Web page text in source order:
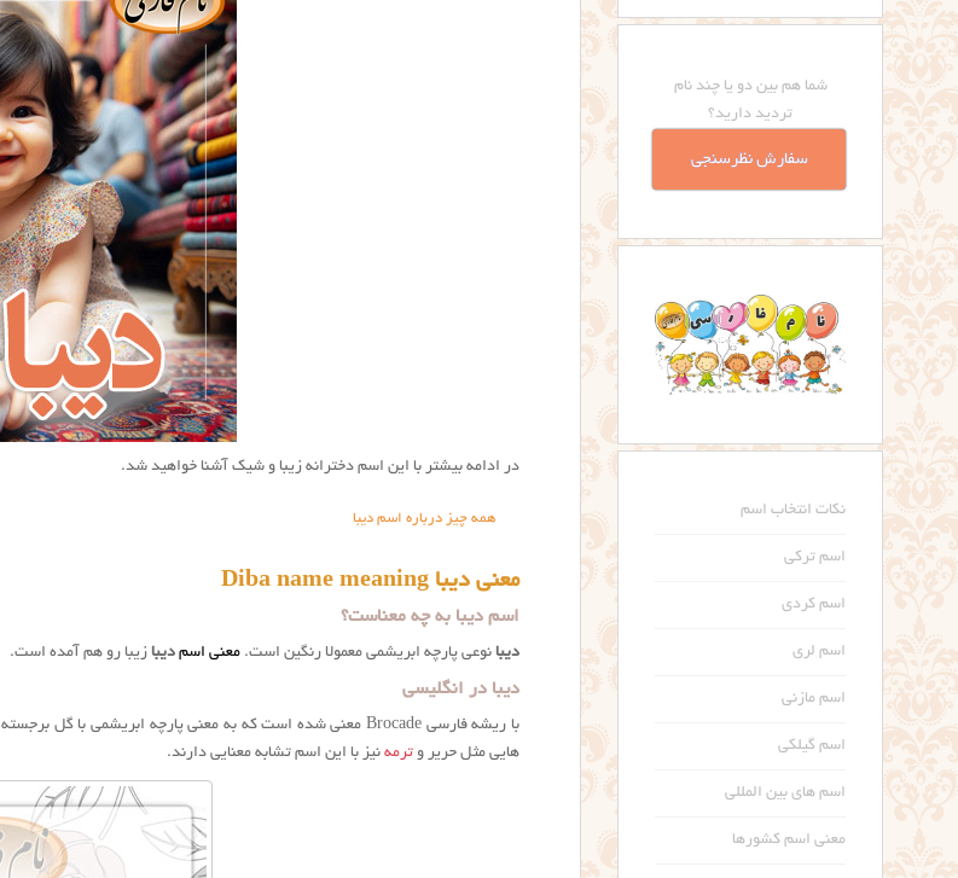
در ادامه بیشتر با این اسم دخترانه زیبا و شیک آشنا خواهید شد.
همه چیز درباره اسم دیبا
معنی دیبا Diba name meaning
اسم دیبا به چه معناست؟
دیبا نوعی پارچه ابریشمی معمولا رنگین است. معنی اسم ديبا زیبا رو هم آمده است.
دیبا در انگلیسی
با ریشه فارسی Brocade معنی شده است که به معنی پارچه ابریشمی با گل برجسته
هایی مثل حریر و ترمه نیز با این اسم تشابه معنایی دارند.
شما هم بین دو یا چند نام
تردید دارید؟
سفارش نظرسنجی
نکات انتخاب اسم
اسم ترکی
اسم کردی
اسم لری
اسم مازنی
اسم گیلکی
اسم های بین المللی
معنی اسم کشورها